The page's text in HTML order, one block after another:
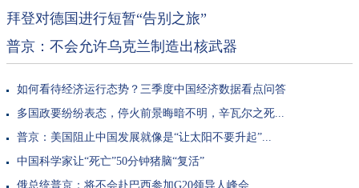
拜登对德国进行短暂“告别之旅”
普京：不会允许乌克兰制造出核武器
如何看待经济运行态势？三季度中国经济数据看点问答
多国政要纷纷表态，停火前景晦暗不明，辛瓦尔之死...
普京：美国阻止中国发展就像是“让太阳不要升起”...
中国科学家让“死亡”50分钟猪脑“复活”
俄总统普京：将不会赴巴西参加G20领导人峰会